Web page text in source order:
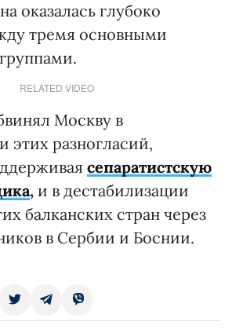
оказалась глубоко
тремя основными
RELATED VIDEO
Москву в
этих разногласий,
сепаратистскую
, и в дестабилизации
балканских стран через
в Сербии и Боснии.